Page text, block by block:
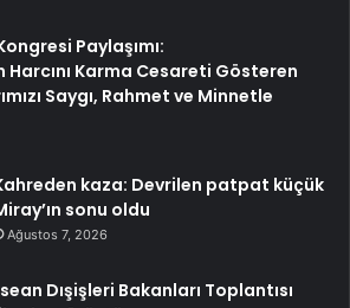
Paylaşımı:
Karma Cesareti Gösteren
Saygı, Rahmet ve Minnetle
kaza: Devrilen patpat küçük
sonu oldu
Ağustos 7, 2026
Dışişleri Bakanları Toplantısı